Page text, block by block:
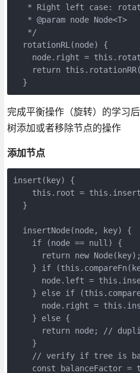
* Right left case:
   * @param node Node<T>
   */
  rotationRL(node) {
node.right =
return
  }
完成平衡操作（旋转）的学习
树添加或者移除节点的操作
添加节点
insert(key) {
this.root =
  }
  insertNode(node, key) {
    if (node == null) {
      return new Node(key);
} if
node.left =
} else if
node.right =
    } else {
return node; //
    }
// verify if tree is
const balanceFactor =